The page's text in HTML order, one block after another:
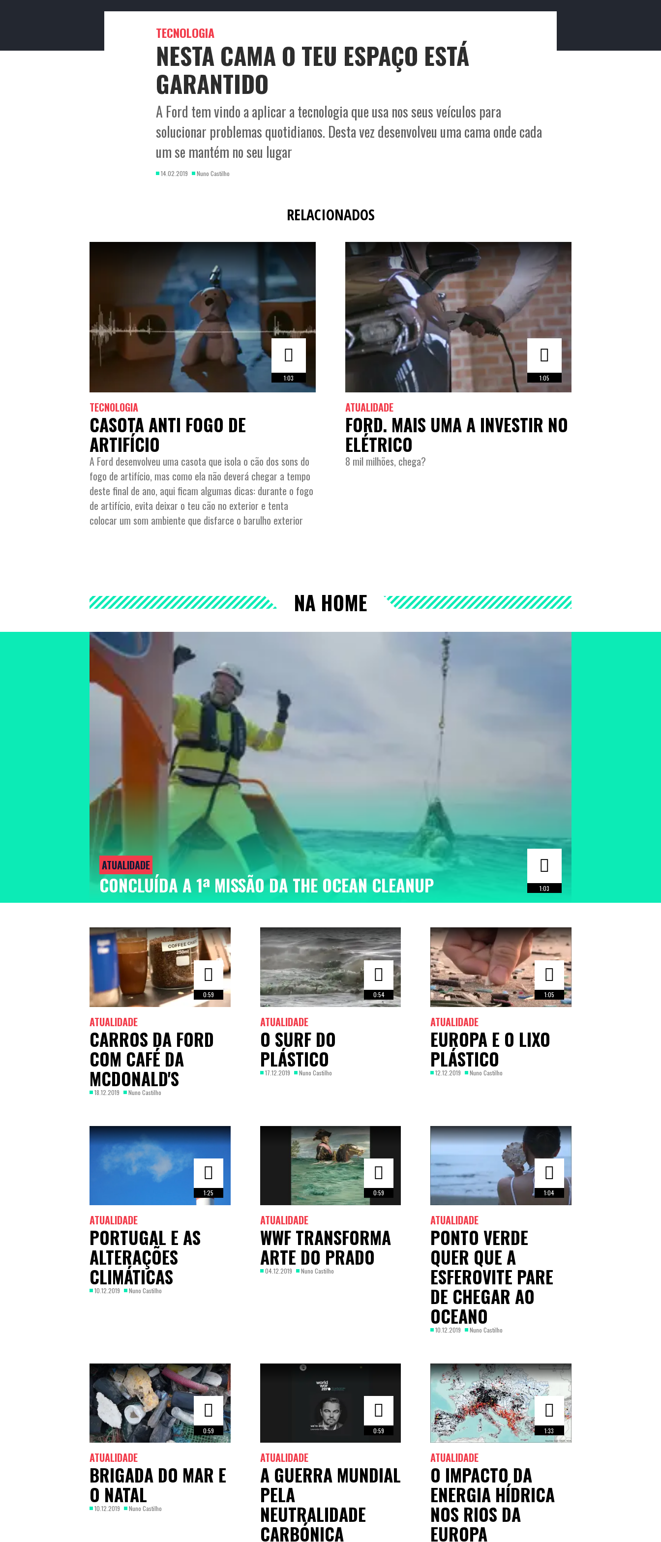
TECNOLOGIA
NESTA CAMA O TEU ESPAÇO ESTÁ
GARANTIDO
A Ford tem vindo a aplicar a tecnologia que usa nos seus veículos para
solucionar problemas quotidianos. Desta vez desenvolveu uma cama onde cada
um se mantém no seu lugar
14.02.2019 Nuno Castilho
RELACIONADOS
1:03
TECNOLOGIA
CASOTA ANTI FOGO DE
ARTIFÍCIO
A Ford desenvolveu uma casota que isola o cão dos sons do
fogo de artifício, mas como ela não deverá chegar a tempo
deste final de ano, aqui ficam algumas dicas: durante o fogo
de artifício, evita deixar o teu cão no exterior e tenta
colocar um som ambiente que disfarce o barulho exterior
1:05
ATUALIDADE
FORD. MAIS UMA A INVESTIR NO
ELÉTRICO
8 mil milhões, chega?
NA HOME
1:03
ATUALIDADE
CONCLUÍDA A 1ª MISSÃO DA THE OCEAN CLEANUP
0:59
ATUALIDADE
CARROS DA FORD
COM CAFÉ DA
MCDONALD'S
18.12.2019 Nuno Castilho
0:54
ATUALIDADE
O SURF DO
PLÁSTICO
17.12.2019 Nuno Castilho
1:05
ATUALIDADE
EUROPA E O LIXO
PLÁSTICO
12.12.2019 Nuno Castilho
1:25
ATUALIDADE
PORTUGAL E AS
ALTERAÇÕES
CLIMÁTICAS
10.12.2019 Nuno Castilho
0:59
ATUALIDADE
WWF TRANSFORMA
ARTE DO PRADO
04.12.2019 Nuno Castilho
1:04
ATUALIDADE
PONTO VERDE
QUER QUE A
ESFEROVITE PARE
DE CHEGAR AO
OCEANO
10.12.2019 Nuno Castilho
0:59
ATUALIDADE
BRIGADA DO MAR E
O NATAL
10.12.2019 Nuno Castilho
0:59
ATUALIDADE
A GUERRA MUNDIAL
PELA
NEUTRALIDADE
CARBÓNICA
1:33
ATUALIDADE
O IMPACTO DA
ENERGIA HÍDRICA
NOS RIOS DA
EUROPA
ATUALIDADE